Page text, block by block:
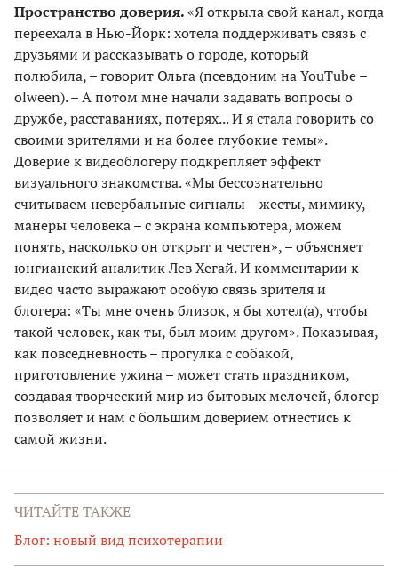
Пространство доверия.«Я открыла свой канал, когда
переехала в Нью-Йорк: хотела поддерживать связь с
друзьями и рассказывать о городе, который
полюбила, – говорит Ольга (псевдоним на YouTube –
olween). – А потом мне начали задавать вопросы о
дружбе, расставаниях, потерях... И я стала говорить со
своими зрителями и на более глубокие темы».
Доверие к видеоблогеру подкрепляет эффект
визуального знакомства. «Мы бессознательно
считываем невербальные сигналы – жесты, мимику,
манеры человека – с экрана компьютера, можем
понять, насколько он открыт и честен», – объясняет
юнгианский аналитик Лев Хегай. И комментарии к
видео часто выражают особую связь зрителя и
блогера: «Ты мне очень близок, я бы хотел(а), чтобы
такой человек, как ты, был моим другом». Показывая,
как повседневность – прогулка с собакой,
приготовление ужина – может стать праздником,
создавая творческий мир из бытовых мелочей, блогер
позволяет и нам с большим доверием отнестись к
самой жизни.
ЧИТАЙТЕ ТАКЖЕ
Блог: новый вид психотерапии